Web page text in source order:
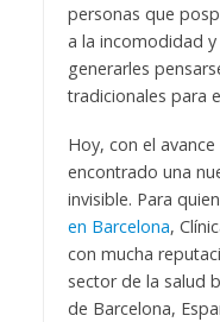
personas que
a la incomodidad
generarles
tradicionales para
Hoy, con el
encontrado una
invisible. Para
en Barcelona,
con mucha
sector de la salud
de Barcelona,